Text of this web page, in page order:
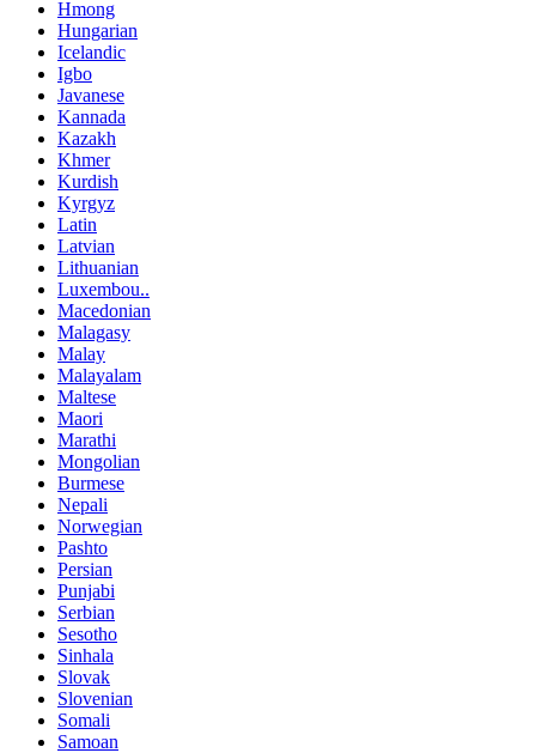
Hmong
Hungarian
Icelandic
Igbo
Javanese
Kannada
Kazakh
Khmer
Kurdish
Kyrgyz
Latin
Latvian
Lithuanian
Luxembou..
Macedonian
Malagasy
Malay
Malayalam
Maltese
Maori
Marathi
Mongolian
Burmese
Nepali
Norwegian
Pashto
Persian
Punjabi
Serbian
Sesotho
Sinhala
Slovak
Slovenian
Somali
Samoan